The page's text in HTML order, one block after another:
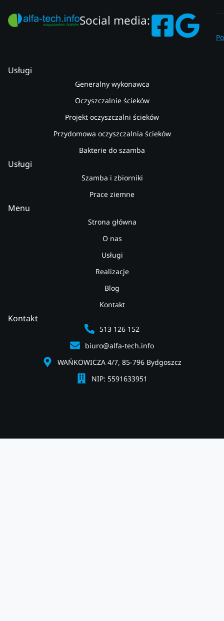
Social media:
Usługi
Generalny wykonawca
Oczyszczalnie ścieków
Projekt oczyszczalni ścieków
Przydomowa oczyszczalnia ścieków
Bakterie do szamba
Usługi
Szamba i zbiorniki
Prace ziemne
Menu
Strona główna
O nas
Usługi
Realizacje
Blog
Kontakt
Kontakt
513 126 152
biuro@alfa-tech.info
WAŃKOWICZA 4/7, 85-796 Bydgoszcz
NIP: 5591633951